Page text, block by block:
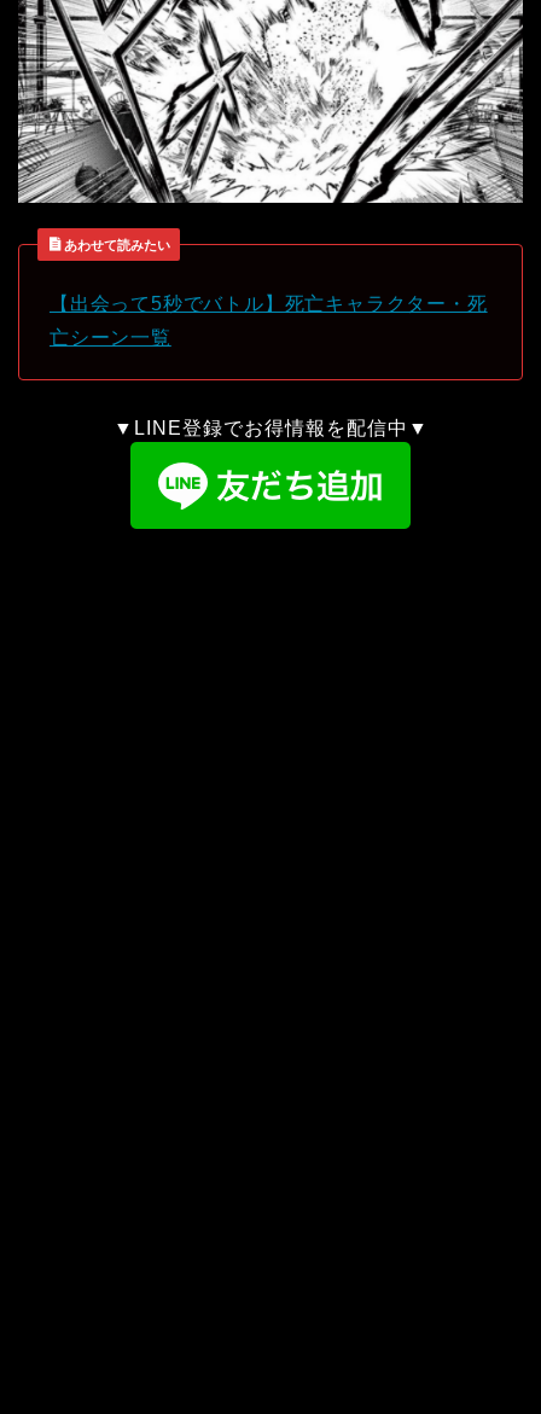
あわせて読みたい
【出会って5秒でバトル】死亡キャラクター・死
亡シーン一覧
▼LINE登録でお得情報を配信中▼